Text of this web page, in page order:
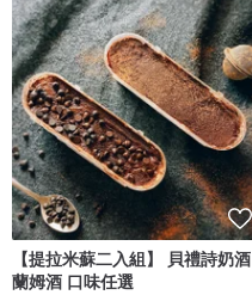
【提拉米蘇二入組】 貝禮詩奶酒
蘭姆酒 口味任選